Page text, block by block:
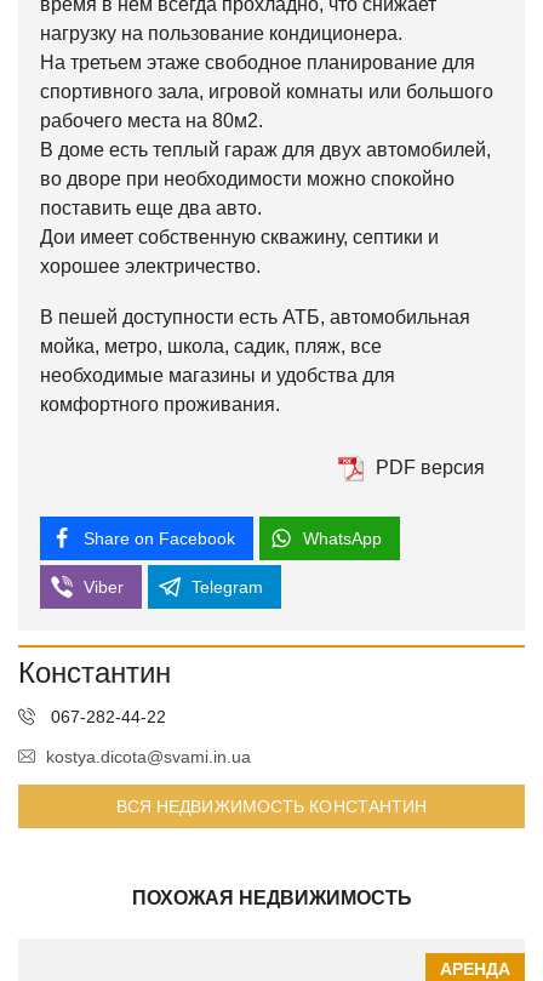
время в нем всегда прохладно, что снижает
нагрузку на пользование кондиционера.
На третьем этаже свободное планирование для
спортивного зала, игровой комнаты или большого
рабочего места на 80м2.
В доме есть теплый гараж для двух автомобилей,
во дворе при необходимости можно спокойно
поставить еще два авто.
Дои имеет собственную скважину, септики и
хорошее электричество.
В пешей доступности есть АТБ, автомобильная
мойка, метро, школа, садик, пляж, все
необходимые магазины и удобства для
комфортного проживания.
PDF версия
Share on Facebook WhatsApp
Viber Telegram
Константин
067-282-44-22
kostya.dicota@svami.in.ua
ВСЯ НЕДВИЖИМОСТЬ КОНСТАНТИН
ПОХОЖАЯ НЕДВИЖИМОСТЬ
АРЕНДА